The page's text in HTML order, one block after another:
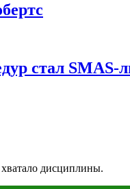
стал SMAS-
дисциплины.